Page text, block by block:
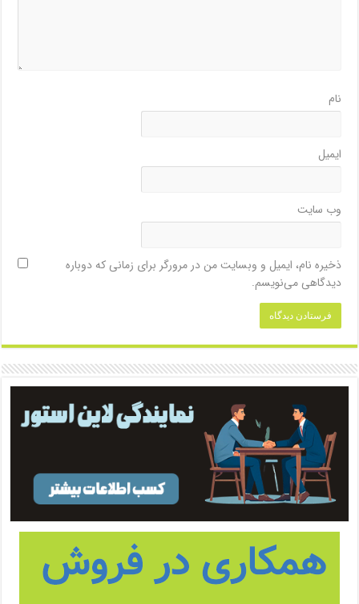
نام
ایمیل
وب‌ سایت
ذخیره نام، ایمیل و وبسایت من در مرورگر برای زمانی که دوباره
دیدگاهی می‌نویسم.